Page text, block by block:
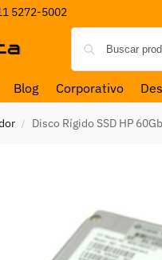
5272-5002
Blog Corporativo
/ Disco Rígido SSD HP